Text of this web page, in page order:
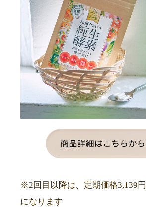
※2回目以降は、定期価格3,139
になります